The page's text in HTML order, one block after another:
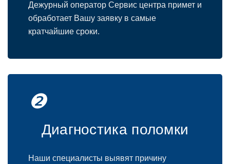
Дежурный оператор Сервис центра примет и
обработает Вашу заявку в самые
кратчайшие сроки.
❷
Диагностика поломки
Наши специалисты выявят причину